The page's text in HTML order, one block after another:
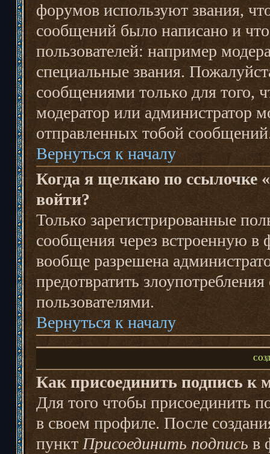
форумов используют звания,
сообщений было написано и
пользователей: например
специальные звания.
сообщениями только для того,
модератор или администратор
отправленных тобой
Вернуться к началу
Когда я щелкаю по ссылочке
войти?
Только зарегистрированные
сообщения через встроенную в
вообще разрешена
предотвратить
пользователями.
Вернуться к началу
Как присоединить подпись к
Для того чтобы присоединить
в своем профиле. После
пунктПрисоединить подпись в